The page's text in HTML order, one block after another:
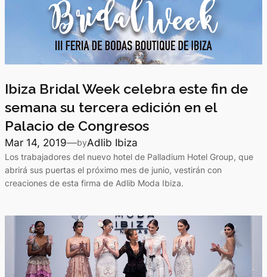
Ibiza Bridal Week celebra este fin de
semana su tercera edición en el
Palacio de Congresos
Mar 14, 2019—byAdlib Ibiza
Los trabajadores del nuevo hotel de Palladium Hotel Group, que
abrirá sus puertas el próximo mes de junio, vestirán con
creaciones de esta firma de Adlib Moda Ibiza.